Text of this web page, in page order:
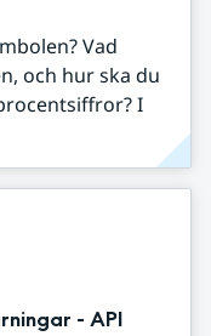
Vad
och hur ska du
I
- API